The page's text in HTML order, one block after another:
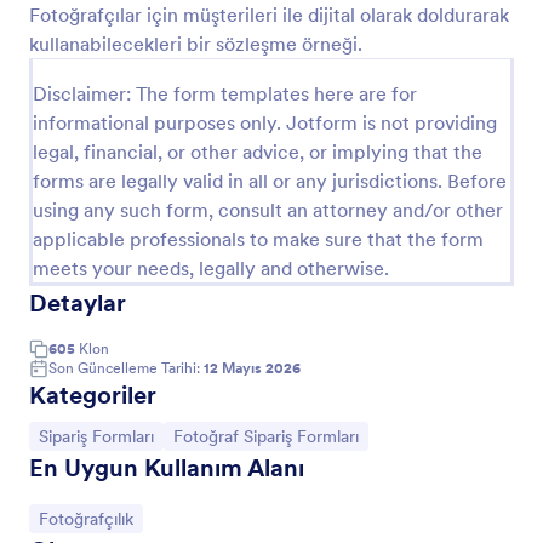
Fotoğrafçılar için müşterileri ile dijital olarak doldurarak
kullanabilecekleri bir sözleşme örneği.
Disclaimer: The form templates here are for
informational purposes only. Jotform is not providing
legal, financial, or other advice, or implying that the
forms are legally valid in all or any jurisdictions. Before
using any such form, consult an attorney and/or other
applicable professionals to make sure that the form
meets your needs, legally and otherwise.
Detaylar
605 Klon
Son Güncelleme Tarihi: 12 Mayıs 2026
Kategoriler
Kategoriye git:
Sipariş Formları Kategoriye git:
Fotoğraf Sipariş Formları
En Uygun Kullanım Alanı
Kategoriye git:
Fotoğrafçılık
Önizleme